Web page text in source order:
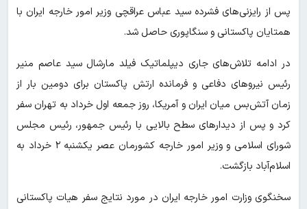
پس از رایزنی‌های فشرده سید عباس عراقچی وزیر امور خارجه ایران با
همتایان پاکستانی و سنگاپوری حاصل شد.
در ادامه تلاش‌های جاری دیپلماتیک فیلد مارشال سید عاصم منیر
رئیس نیروهای دفاعی و فرمانده ارتش پاکستان برای دومین بار از
زمان آتش‌بس میان ایران و آمریکا، روز جمعه اول خرداد به تهران سفر
کرد و پس از دیدارهای سطح بالایی با رئیس جمهور، رئیس مجلس
شورای اسلامی و وزیر امور خارجه کشورمان عصر یکشنبه ۲ خرداد به
اسلام‌آباد بازگشت.
سخنگوی وزارت امور خارجه ایران در مورد نتایج سفر هیات پاکستانی